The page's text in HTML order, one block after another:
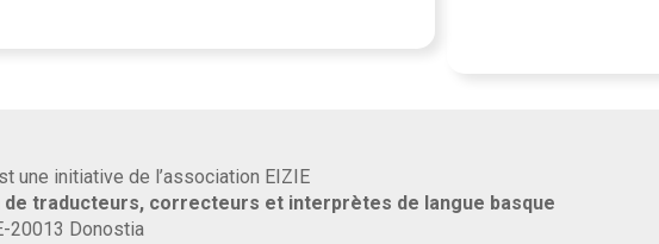
une initiative de l’association EIZIE
traducteurs, correcteurs et interprètes de langue basque
20013 Donostia